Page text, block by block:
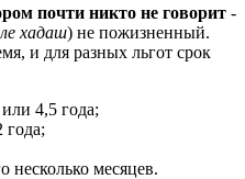
почти никто не говорит -
хадаш) не пожизненный.
и для разных льгот срок
4,5 года;
года;
несколько месяцев.